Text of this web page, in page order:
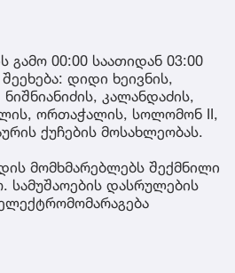
გამო 00:00 საათიდან 03:00
დიდი ხეივნის,
კალანდაძის,
ორთაჭალის, სოლომონ II,
ქუჩების მოსახლეობას.
მომხმარებლებს შექმნილი
სამუშაოების დასრულების